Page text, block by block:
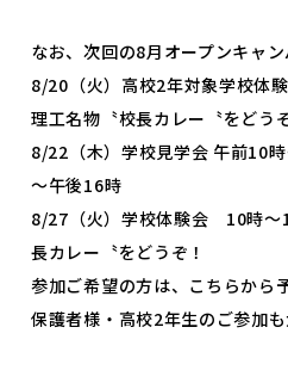
よくあるご質問
お知らせ
アクセス
教員募集
WEBエントリー・
WEB出願
なお、次回の8月オープンキャン
8/20（火）高校2年対象学校
理工名物〝校長カレー〝をどう
8/22（木）学校見学会 午前10
～午後16時
8/27（火）学校体験会 10時
長カレー〝をどうぞ！
参加ご希望の方は、こちらから
保護者様・高校2年生のご参加も